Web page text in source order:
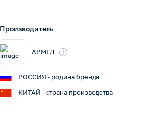
Производитель
АРМЕД i
РОССИЯ - родина бренда
КИТАЙ - страна производства